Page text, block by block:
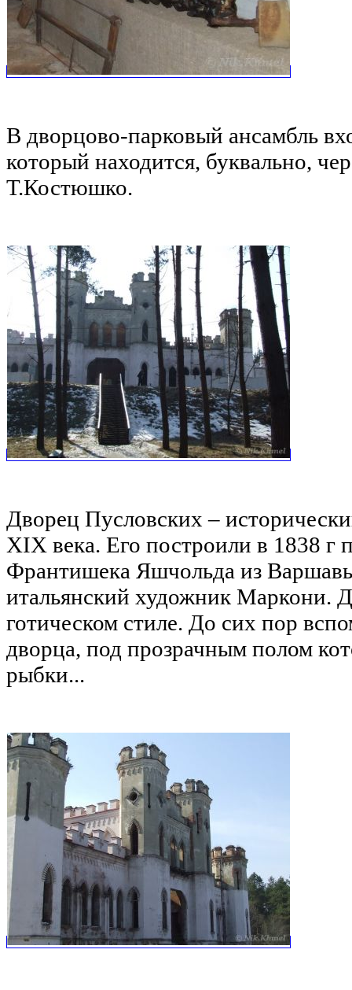
В дворцово-парковый ансамбль
который находится, буквально,
Т.Костюшко.
Дворец Пусловских –
XIX века. Его построили в 1838 г
Франтишека Яшчольда из
итальянский художник Маркони.
готическом стиле. До сих пор
дворца, под прозрачным полом
рыбки...